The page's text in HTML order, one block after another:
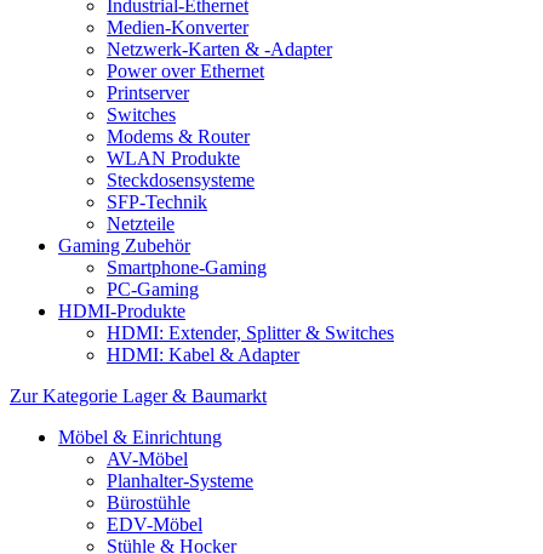
Industrial-Ethernet
Medien-Konverter
Netzwerk-Karten & -Adapter
Power over Ethernet
Printserver
Switches
Modems & Router
WLAN Produkte
Steckdosensysteme
SFP-Technik
Netzteile
Gaming Zubehör
Smartphone-Gaming
PC-Gaming
HDMI-Produkte
HDMI: Extender, Splitter & Switches
HDMI: Kabel & Adapter
Zur Kategorie Lager & Baumarkt
Möbel & Einrichtung
AV-Möbel
Planhalter-Systeme
Bürostühle
EDV-Möbel
Stühle & Hocker